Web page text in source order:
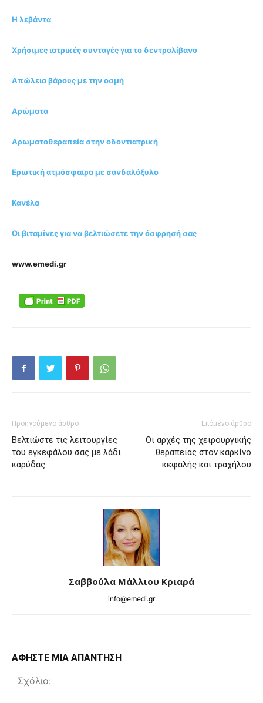
Η λεβάντα
Χρήσιμες ιατρικές συνταγές για το δεντρολίβανο
Απώλεια βάρους με την οσμή
Αρώματα
Αρωματοθεραπεία στην οδοντιατρική
Ερωτική ατμόσφαιρα με σανδαλόξυλο
Κανέλα
Οι βιταμίνες για να βελτιώσετε την όσφρησή σας
www.emedi.gr
Προηγούμενο άρθρο
Βελτιώστε τις λειτουργίες
του εγκεφάλου σας με λάδι
καρύδας
Επόμενο άρθρο
Οι αρχές της χειρουργικής
θεραπείας στον καρκίνο
κεφαλής και τραχήλου
Σαββούλα Μάλλιου Κριαρά
info@emedi.gr
ΑΦΗΣΤΕ ΜΙΑ ΑΠΑΝΤΗΣΗ